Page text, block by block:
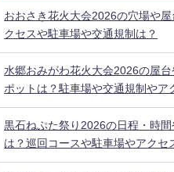
おおさき花火大会2026の穴場や屋
クセスや駐車場や交通規制は？
水郷おみがわ花火大会2026の屋台
ポットは？駐車場や交通規制やア
黒石ねぷた祭り2026の日程・時間
は？巡回コースや駐車場やアクセ